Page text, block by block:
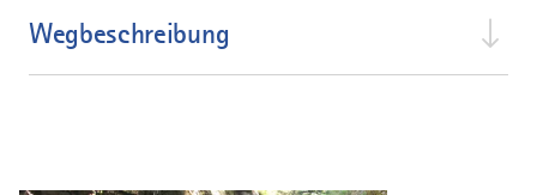
Wegbeschreibung